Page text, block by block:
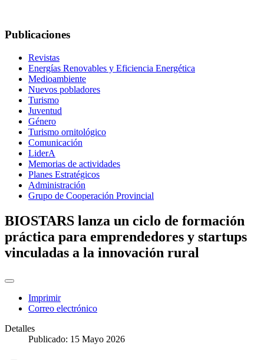
Publicaciones
Revistas
Energías Renovables y Eficiencia Energética
Medioambiente
Nuevos pobladores
Turismo
Juventud
Género
Turismo ornitológico
Comunicación
LiderA
Memorias de actividades
Planes Estratégicos
Administración
Grupo de Cooperación Provincial
BIOSTARS lanza un ciclo de formación
práctica para emprendedores y startups
vinculadas a la innovación rural
Imprimir
Correo electrónico
Detalles
Publicado: 15 Mayo 2026